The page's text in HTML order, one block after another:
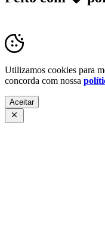
Utilizamos cookies para
concorda com nossa
Aceitar